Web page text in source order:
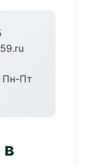
Пн-Пт